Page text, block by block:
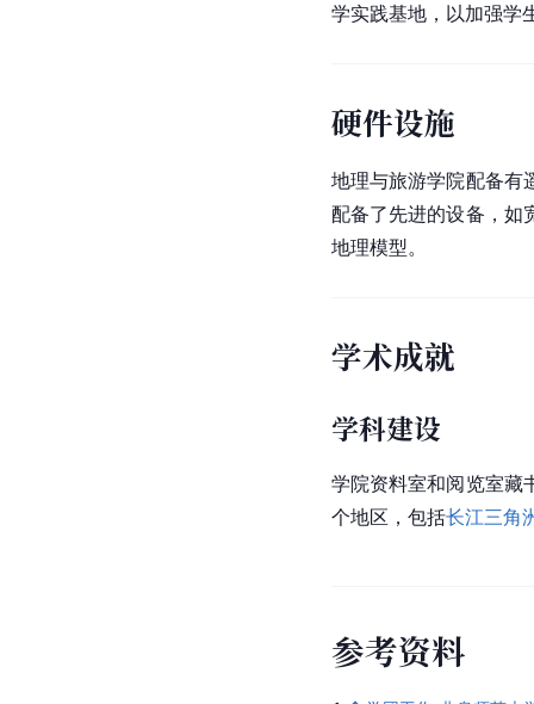
学实践基地，以加强学
硬件设施
地理与旅游学院配备有
配备了先进的设备，如
地理模型。
学术成就
学科建设
学院资料室和阅览室藏
个地区，包括长江三角
参考资料